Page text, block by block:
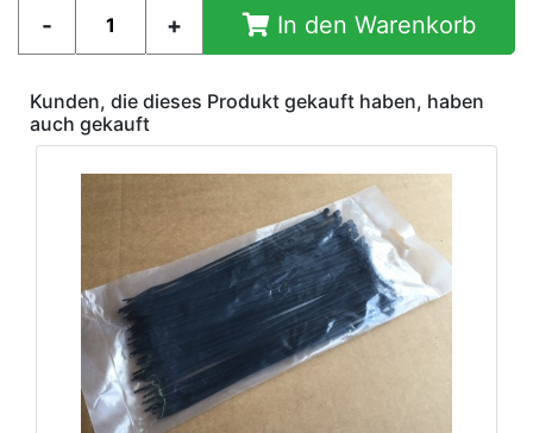
In den Warenkorb
Kunden, die dieses Produkt gekauft haben, haben
auch gekauft